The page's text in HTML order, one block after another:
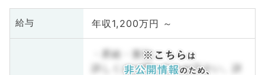
給与 年収1,200万円 ～
・昇給・賞与
詳しくはお問い合わせ下さい。詳